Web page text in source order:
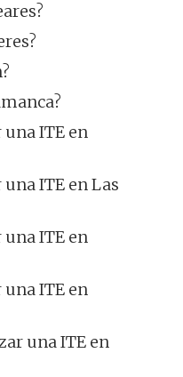
una ITE en
una ITE en Las
una ITE en
una ITE en
una ITE en